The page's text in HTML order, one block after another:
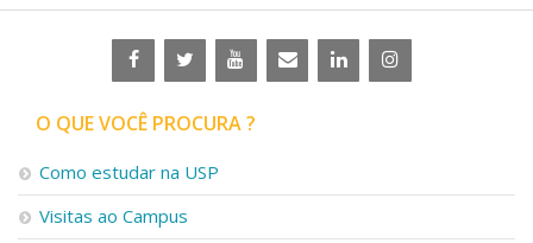
O QUE VOCÊ PROCURA ?
Como estudar na USP
Visitas ao Campus